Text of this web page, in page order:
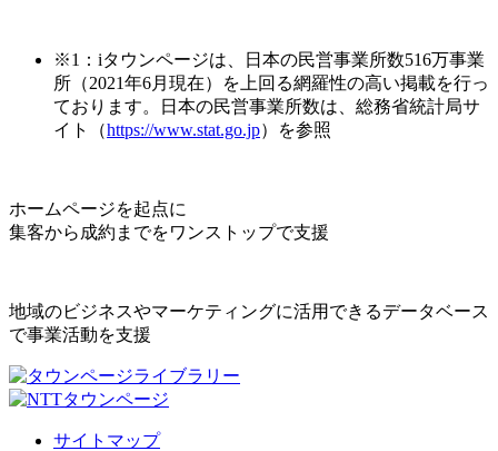
※1：iタウンページは、日本の民営事業所数516万事業
所（2021年6月現在）を上回る網羅性の高い掲載を行っ
ております。日本の民営事業所数は、総務省統計局サ
イト（https://www.stat.go.jp）を参照
ホームページを起点に
集客から成約までをワンストップで支援
地域のビジネスやマーケティングに活用できるデータベース
で事業活動を支援
サイトマップ